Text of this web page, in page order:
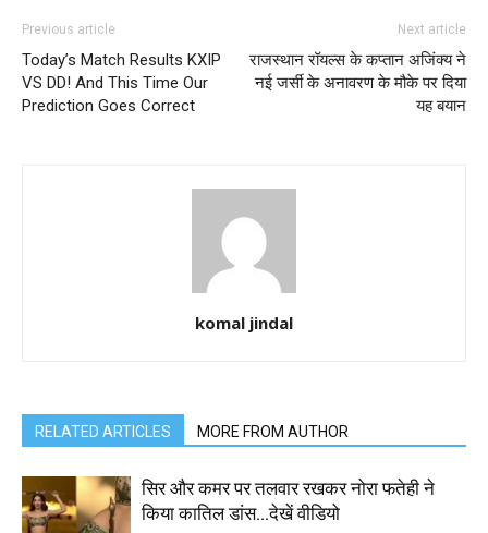
Previous article
Today’s Match Results KXIP
VS DD! And This Time Our
Prediction Goes Correct
Next article
राजस्थान रॉयल्स के कप्तान अजिंक्य ने
नई जर्सी के अनावरण के मौके पर दिया
यह बयान
komal jindal
RELATED ARTICLES MORE FROM AUTHOR
सिर और कमर पर तलवार रखकर नोरा फतेही ने
किया कातिल डांस…देखें वीडियो